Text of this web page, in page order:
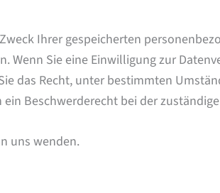
Ihrer gespeicherten
Wenn Sie eine Einwilligung zur
das Recht, unter bestimmten
Beschwerderecht bei der
uns wenden.